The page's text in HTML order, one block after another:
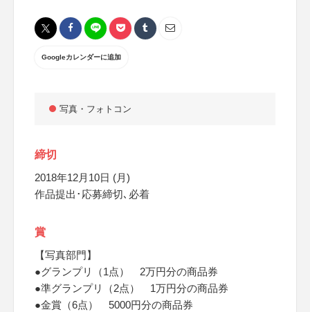
Googleカレンダーに追加
写真・フォトコン
締切
2018年12月10日 (月)
作品提出･応募締切､必着
賞
【写真部門】
●グランプリ（1点） 2万円分の商品券
●準グランプリ（2点） 1万円分の商品券
●金賞（6点） 5000円分の商品券